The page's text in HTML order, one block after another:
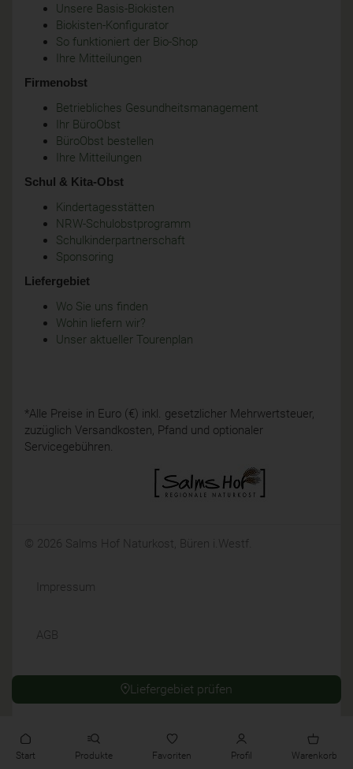
Liefergebiet prüfen
Start Produkte Favoriten Profil Warenkorb
Unsere Basis-Biokisten
Biokisten-Konfigurator
So funktioniert der Bio-Shop
Ihre Mitteilungen
Firmenobst
Betriebliches Gesundheitsmanagement
Ihr BüroObst
BüroObst bestellen
Ihre Mitteilungen
Schul & Kita-Obst
Kindertagesstätten
NRW-Schulobstprogramm
Schulkinderpartnerschaft
Sponsoring
Liefergebiet
Wo Sie uns finden
Wohin liefern wir?
Unser aktueller Tourenplan
*Alle Preise in Euro (€) inkl. gesetzlicher Mehrwertsteuer,
zuzüglich Versandkosten, Pfand und optionaler
Servicegebühren.
© 2026 Salms Hof Naturkost, Büren i.Westf.
Impressum
AGB
Widerrufsrecht